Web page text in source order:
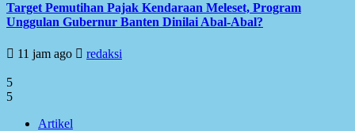
Target Pemutihan Pajak Kendaraan Meleset, Program
Unggulan Gubernur Banten Dinilai Abal-Abal?
11 jam ago redaksi
5
5
Artikel